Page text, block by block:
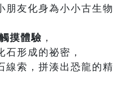
朋友化身為小小古生物
摸體驗 ，
石形成的祕密，
線索，拼湊出恐龍的精